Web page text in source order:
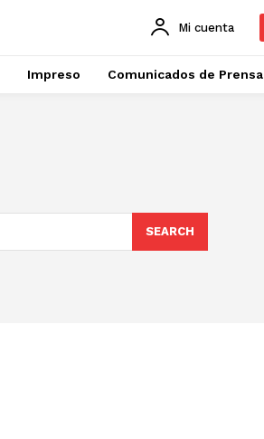
Mi cuenta
Impreso Comunicados de Prensa
SEARCH